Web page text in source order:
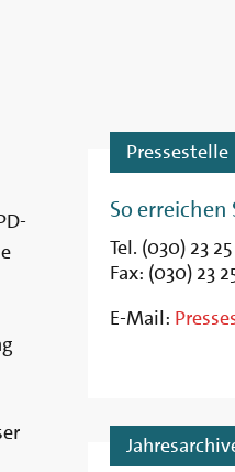
Pressestelle
So erreichen
Tel. (030) 23
Fax: (030) 23
E-Mail: